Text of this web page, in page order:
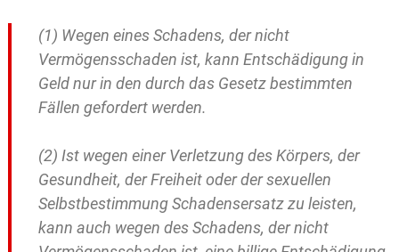
(1) Wegen eines Schadens, der nicht
Vermögensschaden ist, kann Entschädigung in
Geld nur in den durch das Gesetz bestimmten
Fällen gefordert werden.
(2) Ist wegen einer Verletzung des Körpers, der
Gesundheit, der Freiheit oder der sexuellen
Selbstbestimmung Schadensersatz zu leisten,
kann auch wegen des Schadens, der nicht